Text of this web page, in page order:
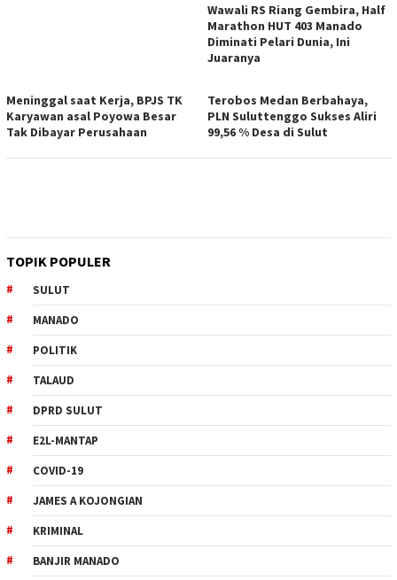
Wawali RS Riang Gembira, Half
Marathon HUT 403 Manado
Diminati Pelari Dunia, Ini
Juaranya
Meninggal saat Kerja, BPJS TK
Karyawan asal Poyowa Besar
Tak Dibayar Perusahaan
Terobos Medan Berbahaya,
PLN Suluttenggo Sukses Aliri
99,56 % Desa di Sulut
TOPIK POPULER
SULUT
MANADO
POLITIK
TALAUD
DPRD SULUT
E2L-MANTAP
COVID-19
JAMES A KOJONGIAN
KRIMINAL
BANJIR MANADO